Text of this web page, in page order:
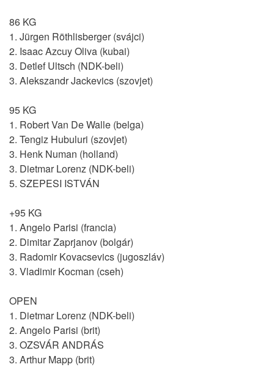
86 KG
1. Jürgen Röthlisberger (svájci)
2. Isaac Azcuy Oliva (kubai)
3. Detlef Ultsch (NDK-beli)
3. Alekszandr Jackevics (szovjet)
95 KG
1. Robert Van De Walle (belga)
2. Tengiz Hubuluri (szovjet)
3. Henk Numan (holland)
3. Dietmar Lorenz (NDK-beli)
5. SZEPESI ISTVÁN
+95 KG
1. Angelo Parisi (francia)
2. Dimitar Zaprjanov (bolgár)
3. Radomir Kovacsevics (jugoszláv)
3. Vladimir Kocman (cseh)
OPEN
1. Dietmar Lorenz (NDK-beli)
2. Angelo Parisi (brit)
3. OZSVÁR ANDRÁS
3. Arthur Mapp (brit)